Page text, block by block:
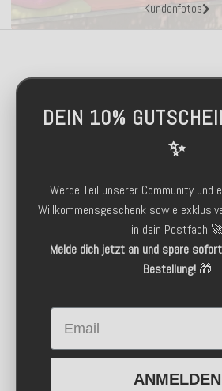
Kundenfotos
DEIN 10%
✨
Werde Teil unserer Community und
Willkommensgeschenk sowie
in dein Postfach
Melde dich jetzt an und spare
Bestellung!🎁
Email
ANMELDEN